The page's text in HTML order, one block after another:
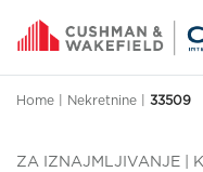
Home Nekretnine 33509
ZA IZNAJMLJIVANJE |